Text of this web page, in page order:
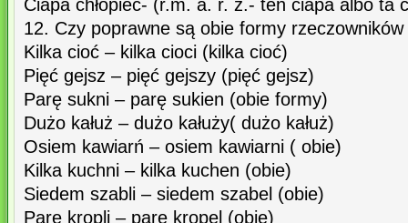
Ciapa chłopiec- (r.m. a. r. ż.- ten ciapa albo ta
12. Czy poprawne są obie formy
Kilka cioć – kilka cioci (kilka cioć)
Pięć gejsz – pięć gejszy (pięć gejsz)
Parę sukni – parę sukien (obie formy)
Dużo kałuż – dużo kałuży( dużo kałuż)
Osiem kawiarń – osiem kawiarni ( obie)
Kilka kuchni – kilka kuchen (obie)
Siedem szabli – siedem szabel (obie)
Parę kropli – parę kropel (obie)